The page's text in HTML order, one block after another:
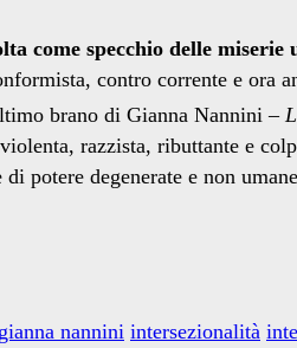
come specchio delle miserie
contro corrente e ora
brano di Gianna Nannini –
razzista, ributtante e
potere degenerate e non
gianna nannini intersezionalità